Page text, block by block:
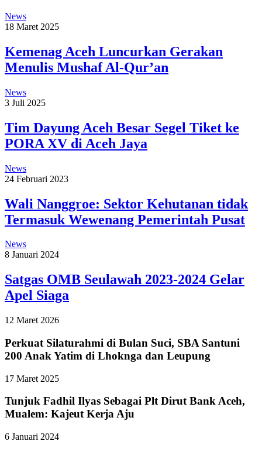
News
18 Maret 2025
Kemenag Aceh Luncurkan Gerakan
Menulis Mushaf Al-Qur’an
News
3 Juli 2025
Tim Dayung Aceh Besar Segel Tiket ke
PORA XV di Aceh Jaya
News
24 Februari 2023
Wali Nanggroe: Sektor Kehutanan tidak
Termasuk Wewenang Pemerintah Pusat
News
8 Januari 2024
Satgas OMB Seulawah 2023-2024 Gelar
Apel Siaga
12 Maret 2026
Perkuat Silaturahmi di Bulan Suci, SBA Santuni
200 Anak Yatim di Lhoknga dan Leupung
17 Maret 2025
Tunjuk Fadhil Ilyas Sebagai Plt Dirut Bank Aceh,
Mualem: Kajeut Kerja Aju
6 Januari 2024